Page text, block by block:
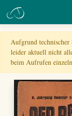
Aufgrund technischer
leider aktuell nicht
beim Aufrufen